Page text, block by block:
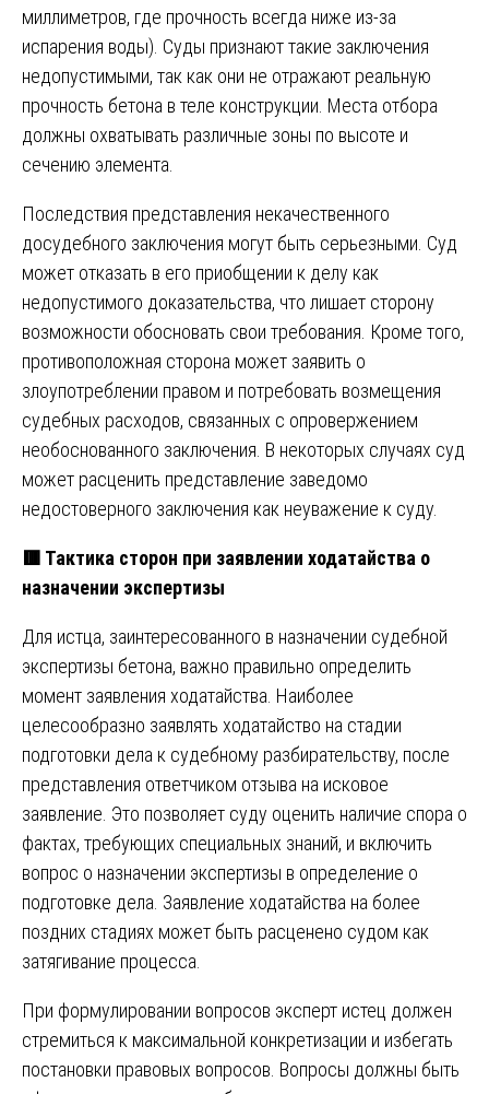
миллиметров, где прочность всегда ниже из-за
испарения воды). Суды признают такие заключения
недопустимыми, так как они не отражают реальную
прочность бетона в теле конструкции. Места отбора
должны охватывать различные зоны по высоте и
сечению элемента.
Последствия представления некачественного
досудебного заключения могут быть серьезными. Суд
может отказать в его приобщении к делу как
недопустимого доказательства, что лишает сторону
возможности обосновать свои требования. Кроме того,
противоположная сторона может заявить о
злоупотреблении правом и потребовать возмещения
судебных расходов, связанных с опровержением
необоснованного заключения. В некоторых случаях суд
может расценить представление заведомо
недостоверного заключения как неуважение к суду.
🟥 Тактика сторон при заявлении ходатайства о
назначении экспертизы
Для истца, заинтересованного в назначении судебной
экспертизы бетона, важно правильно определить
момент заявления ходатайства. Наиболее
целесообразно заявлять ходатайство на стадии
подготовки дела к судебному разбирательству, после
представления ответчиком отзыва на исковое
заявление. Это позволяет суду оценить наличие спора о
фактах, требующих специальных знаний, и включить
вопрос о назначении экспертизы в определение о
подготовке дела. Заявление ходатайства на более
поздних стадиях может быть расценено судом как
затягивание процесса.
При формулировании вопросов эксперт истец должен
стремиться к максимальной конкретизации и избегать
постановки правовых вопросов. Вопросы должны быть